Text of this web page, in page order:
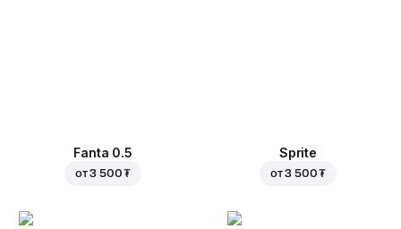
Fanta 0.5
от3 500 ₮
Sprite
от3 500 ₮